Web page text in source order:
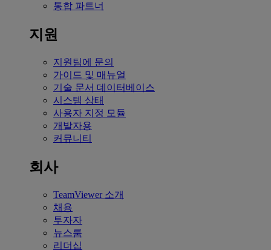
통합 파트너
지원
지원팀에 문의
가이드 및 매뉴얼
기술 문서 데이터베이스
시스템 상태
사용자 지정 모듈
개발자용
커뮤니티
회사
TeamViewer 소개
채용
투자자
뉴스룸
리더십